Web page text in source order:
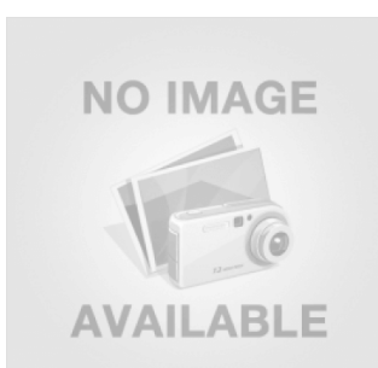
Quang thông: 2300lm
Khoét lỗ: Ø280mm